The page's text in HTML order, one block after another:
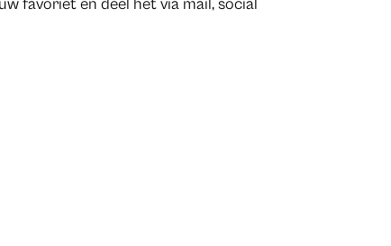
favoriet en deel het via mail, social